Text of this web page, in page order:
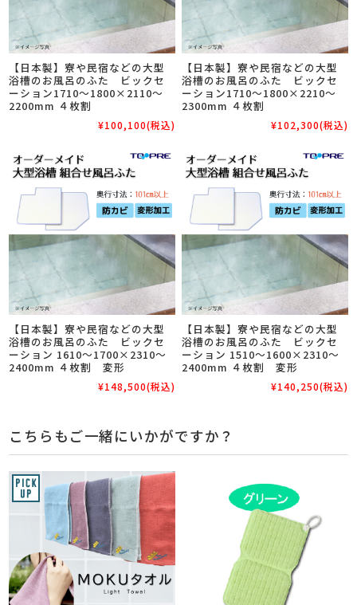
【日本製】寮や民宿などの大型
浴槽のお風呂のふた ビックセ
ーション1710～1800×2110～
2200mm ４枚割
¥100,100(税込)
【日本製】寮や民宿などの大型
浴槽のお風呂のふた ビックセ
ーション1710～1800×2210～
2300mm ４枚割
¥102,300(税込)
【日本製】寮や民宿などの大型
浴槽のお風呂のふた ビックセ
ーション 1610～1700×2310～
2400mm ４枚割 変形
¥148,500(税込)
【日本製】寮や民宿などの大型
浴槽のお風呂のふた ビックセ
ーション 1510～1600×2310～
2400mm ４枚割 変形
¥140,250(税込)
こちらもご一緒にいかがですか？